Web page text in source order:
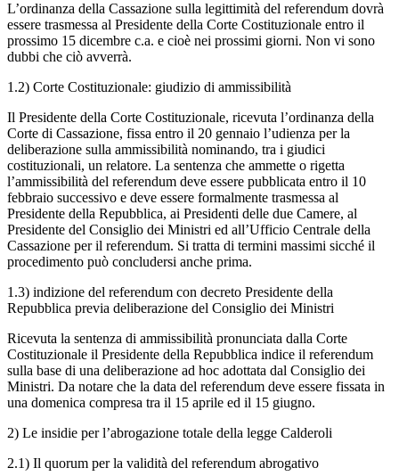
L’ordinanza della Cassazione sulla legittimità del referendum dovrà
essere trasmessa al Presidente della Corte Costituzionale entro il
prossimo 15 dicembre c.a. e cioè nei prossimi giorni. Non vi sono
dubbi che ciò avverrà.
1.2) Corte Costituzionale: giudizio di ammissibilità
Il Presidente della Corte Costituzionale, ricevuta l’ordinanza della
Corte di Cassazione, fissa entro il 20 gennaio l’udienza per la
deliberazione sulla ammissibilità nominando, tra i giudici
costituzionali, un relatore. La sentenza che ammette o rigetta
l’ammissibilità del referendum deve essere pubblicata entro il 10
febbraio successivo e deve essere formalmente trasmessa al
Presidente della Repubblica, ai Presidenti delle due Camere, al
Presidente del Consiglio dei Ministri ed all’Ufficio Centrale della
Cassazione per il referendum. Si tratta di termini massimi sicché il
procedimento può concludersi anche prima.
1.3) indizione del referendum con decreto Presidente della
Repubblica previa deliberazione del Consiglio dei Ministri
Ricevuta la sentenza di ammissibilità pronunciata dalla Corte
Costituzionale il Presidente della Repubblica indice il referendum
sulla base di una deliberazione ad hoc adottata dal Consiglio dei
Ministri. Da notare che la data del referendum deve essere fissata in
una domenica compresa tra il 15 aprile ed il 15 giugno.
2) Le insidie per l’abrogazione totale della legge Calderoli
2.1) Il quorum per la validità del referendum abrogativo